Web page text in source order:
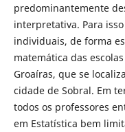
predominantemente
interpretativa. Para
individuais, de forma
matemática das
Groaíras, que se
cidade de Sobral. Em
todos os professores
em Estatística bem